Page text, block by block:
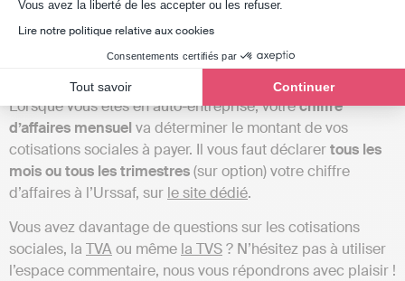
Vous avez la liberté de les accepter ou les refuser.
Lire notre politique relative aux cookies
Consentements certifiés par
Tout savoir Continuer
Spécificité des micro-entrepreneurs
Lorsque vous êtes en auto-entreprise, votrechiffre
d’affaires mensuel va déterminer le montant de vos
cotisations sociales à payer. Il vous faut déclarertous les
mois ou tous les trimestres(sur option) votre chiffre
d’affaires à l’Urssaf, sur le site dédié.
Vous avez davantage de questions sur les cotisations
sociales, la TVAou même la TVS? N’hésitez pas à utiliser
l’espace commentaire, nous vous répondrons avec plaisir !